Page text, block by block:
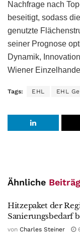
Nachfrage nach
beseitigt, sodass
genutzte
seiner Prognose
Dynamik,
Wiener
Tags: EHL EHL
Ähnliche
Hitzepaket der
Sanierungsbedarf
von Charles Steiner